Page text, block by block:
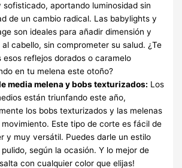
sofisticado, aportando luminosidad sin
de un cambio radical. Las babylights y
son ideales para añadir dimensión y
cabello, sin comprometer su salud. ¿Te
esos reflejos dorados o caramelo
en tu melena este otoño?
media melena y bobs texturizados: Los
están triunfando este año,
los bobs texturizados y las melenas
movimiento. Este tipo de corte es fácil de
y muy versátil. Puedes darle un estilo
según la ocasión. Y lo mejor de
con cualquier color que elijas!